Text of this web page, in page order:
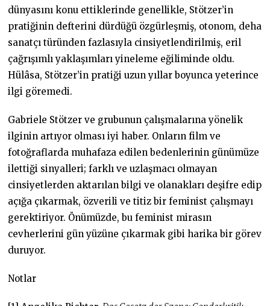
dünyasını konu ettiklerinde genellikle, Stötzer’in
pratiğinin defterini dürdüğü özgürleşmiş, otonom, deha
sanatçı türünden fazlasıyla cinsiyetlendirilmiş, eril
çağrışımlı yaklaşımları yineleme eğiliminde oldu.
Hülâsa, Stötzer’in pratiği uzun yıllar boyunca yeterince
ilgi göremedi.
Gabriele Stötzer ve grubunun çalışmalarına yönelik
ilginin artıyor olması iyi haber. Onların film ve
fotoğraflarda muhafaza edilen bedenlerinin günümüze
ilettiği sinyalleri; farklı ve uzlaşmacı olmayan
cinsiyetlerden aktarılan bilgi ve olanakları deşifre edip
açığa çıkarmak, özverili ve titiz bir feminist çalışmayı
gerektiriyor. Önümüzde, bu feminist mirasın
cevherlerini gün yüzüne çıkarmak gibi harika bir görev
duruyor.
Notlar